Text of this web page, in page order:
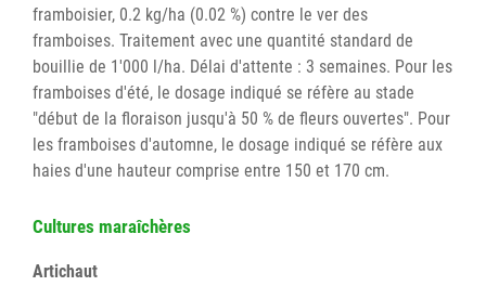
framboisier, 0.2 kg/ha (0.02 %) contre le ver des
framboises. Traitement avec une quantité standard de
bouillie de 1'000 l/ha. Délai d'attente : 3 semaines. Pour les
framboises d'été, le dosage indiqué se réfère au stade
"début de la floraison jusqu'à 50 % de fleurs ouvertes". Pour
les framboises d'automne, le dosage indiqué se réfère aux
haies d'une hauteur comprise entre 150 et 170 cm.
Cultures maraîchères
Artichaut